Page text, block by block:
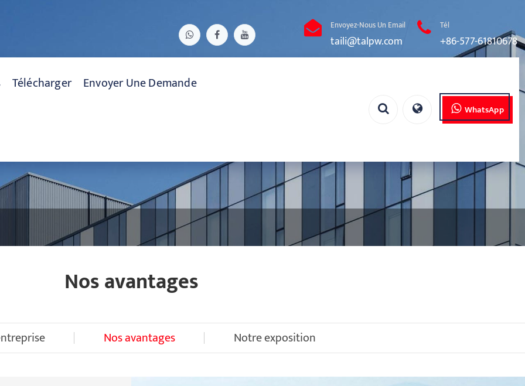
Envoyez-Nous Un Email
taili@talpw.com
Tél
+86-577-61810678
Télécharger Envoyer Une Demande
WhatsApp
Nos avantages
Nos avantages Notre exposition